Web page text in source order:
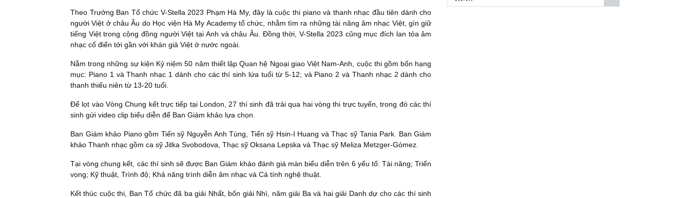
Theo Trưởng Ban Tổ chức V-Stella 2023 Phạm Hà My, đây là cuộc thi piano và thanh nhạc đầu tiên dành cho
người Việt ở châu Âu do Học viện Hà My Academy tổ chức, nhằm tìm ra những tài năng âm nhạc Việt, gìn giữ
tiếng Việt trong cộng đồng người Việt tại Anh và châu Âu. Đồng thời, V-Stella 2023 cũng mục đích lan tỏa âm
nhạc cổ điển tới gần với khán giả Việt ở nước ngoài.
Nằm trong những sự kiện Kỷ niệm 50 năm thiết lập Quan hệ Ngoại giao Việt Nam-Anh, cuộc thi gồm bốn hạng
mục: Piano 1 và Thanh nhạc 1 dành cho các thí sinh lứa tuổi từ 5-12; và Piano 2 và Thanh nhạc 2 dành cho
thanh thiếu niên từ 13-20 tuổi.
Để lọt vào Vòng Chung kết trực tiếp tại London, 27 thí sinh đã trải qua hai vòng thi trực tuyến, trong đó các thí
sinh gửi video clip biểu diễn để Ban Giám khảo lựa chọn.
Ban Giám khảo Piano gồm Tiến sỹ Nguyễn Anh Tùng, Tiến sỹ Hsin-I Huang và Thạc sỹ Tania Park. Ban Giám
khảo Thanh nhạc gồm ca sỹ Jitka Svobodova, Thạc sỹ Oksana Lepska và Thạc sỹ Meliza Metzger-Gómez.
Tại vòng chung kết, các thí sinh sẽ được Ban Giám khảo đánh giá màn biểu diễn trên 6 yếu tố: Tài năng; Triển
vọng; Kỹ thuật, Trình độ; Khả năng trình diễn âm nhạc và Cá tính nghệ thuật.
Kết thúc cuộc thi, Ban Tổ chức đã ba giải Nhất, bốn giải Nhì, năm giải Ba và hai giải Danh dự cho các thí sinh